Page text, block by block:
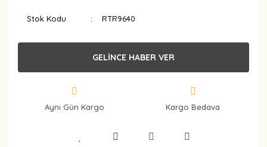
Stok Kodu RTR9640
GELİNCE HABER VER
Aynı Gün Kargo Kargo Bedava